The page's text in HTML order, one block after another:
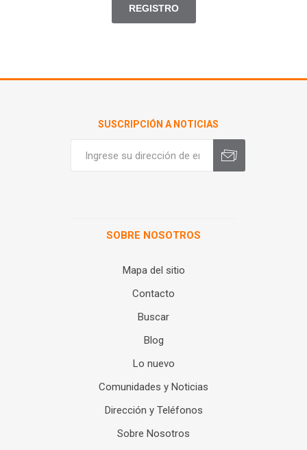
SUSCRIPCIÓN A NOTICIAS
SOBRE NOSOTROS
Mapa del sitio
Contacto
Buscar
Blog
Lo nuevo
Comunidades y Noticias
Dirección y Teléfonos
Sobre Nosotros